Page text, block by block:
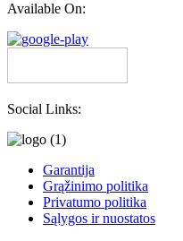
Available On:
Social Links:
Garantija
Grąžinimo politika
Privatumo politika
Sąlygos ir nuostatos